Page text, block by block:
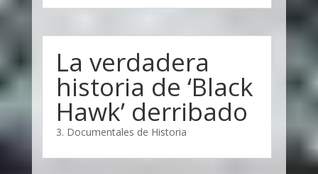
La verdadera
historia de ‘Black
Hawk’ derribado
3. Documentales de Historia